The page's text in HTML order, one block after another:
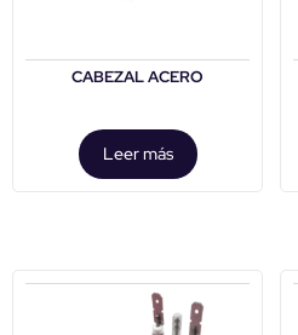
CABEZAL ACERO
Leer más